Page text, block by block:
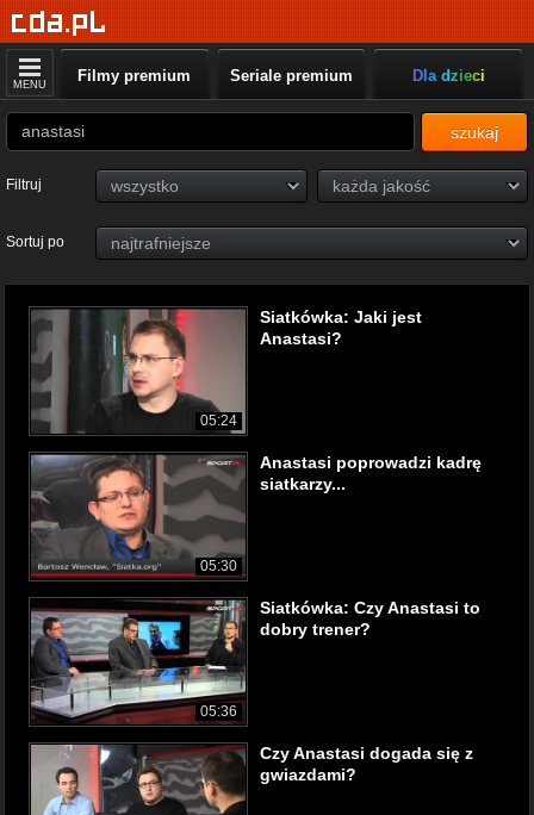
MENU Filmy premium Seriale premium Dla dzieci
szukaj
Filtruj
Sortuj po
05:24
Siatkówka: Jaki jest
Anastasi?
05:30
Anastasi poprowadzi kadrę
siatkarzy...
05:36
Siatkówka: Czy Anastasi to
dobry trener?
Czy Anastasi dogada się z
gwiazdami?